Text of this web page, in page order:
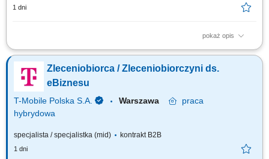
1 dni
pokaż opis
Opis stanowiska: Telefoniczna obsługa pacjentów z zachowaniem
standardów kliniki; Współpraca z personelem medycznym; Prowadzenie
korespondencji z pacjentami; Kształtowanie pozytywnego wizerunku
kliniki;
Zleceniobiorca / Zleceniobiorczyni ds.
eBiznesu
T-Mobile Polska S.A. Warszawa
praca
hybrydowa
specjalista / specjalistka (mid) kontrakt B2B
1 dni